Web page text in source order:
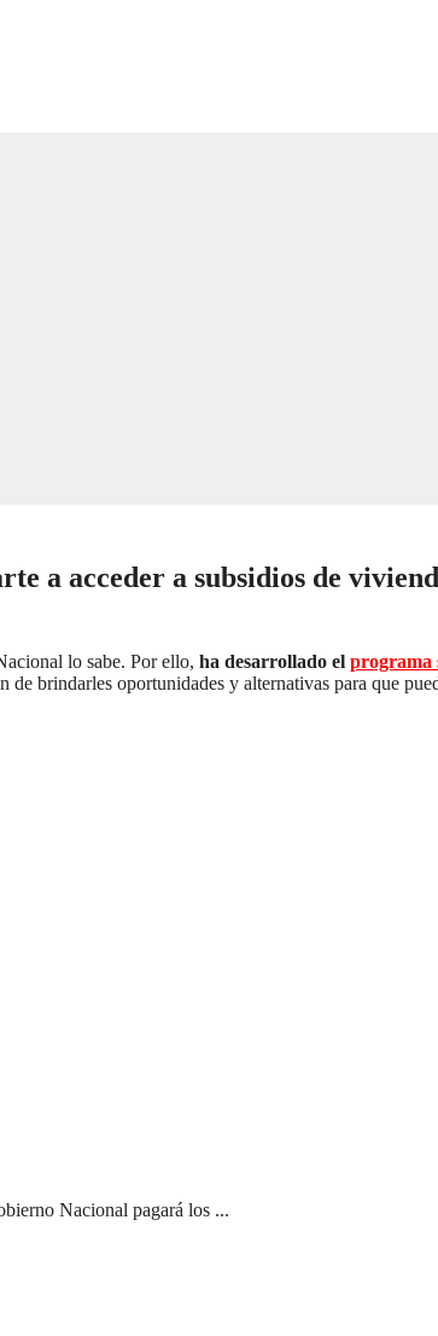
a acceder a subsidios de
lo sabe. Por ello, ha desarrollado el programa
brindarles oportunidades y alternativas para que
Nacional pagará los ...